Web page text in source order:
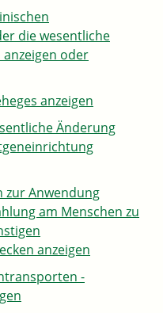
die wesentliche
oder
anzeigen
Änderung
zur Anwendung
am Menschen zu
anzeigen
-